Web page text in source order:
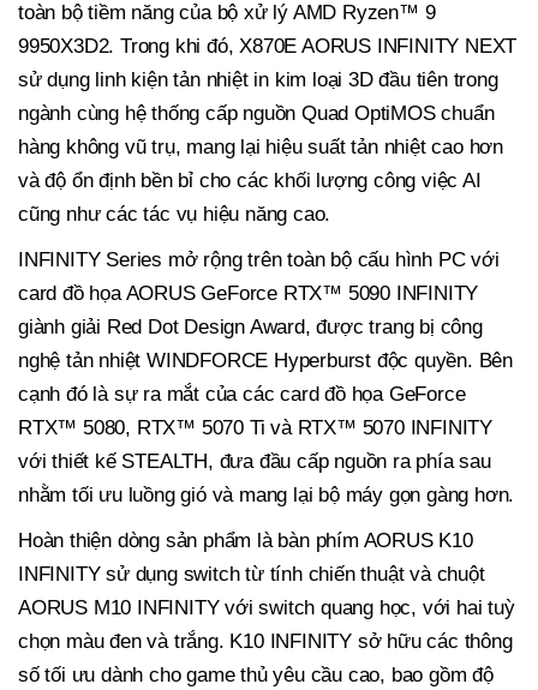
toàn bộ tiềm năng của bộ xử lý AMD Ryzen™ 9
9950X3D2. Trong khi đó, X870E AORUS INFINITY NEXT
sử dụng linh kiện tản nhiệt in kim loại 3D đầu tiên trong
ngành cùng hệ thống cấp nguồn Quad OptiMOS chuẩn
hàng không vũ trụ, mang lại hiệu suất tản nhiệt cao hơn
và độ ổn định bền bỉ cho các khối lượng công việc AI
cũng như các tác vụ hiệu năng cao.
INFINITY Series mở rộng trên toàn bộ cấu hình PC với
card đồ họa AORUS GeForce RTX™ 5090 INFINITY
giành giải Red Dot Design Award, được trang bị công
nghệ tản nhiệt WINDFORCE Hyperburst độc quyền. Bên
cạnh đó là sự ra mắt của các card đồ họa GeForce
RTX™ 5080, RTX™ 5070 Ti và RTX™ 5070 INFINITY
với thiết kế STEALTH, đưa đầu cấp nguồn ra phía sau
nhằm tối ưu luồng gió và mang lại bộ máy gọn gàng hơn.
Hoàn thiện dòng sản phẩm là bàn phím AORUS K10
INFINITY sử dụng switch từ tính chiến thuật và chuột
AORUS M10 INFINITY với switch quang học, với hai tuỳ
chọn màu đen và trắng. K10 INFINITY sở hữu các thông
số tối ưu dành cho game thủ yêu cầu cao, bao gồm độ